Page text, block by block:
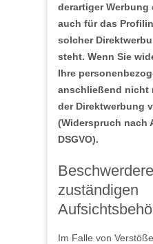
derartiger
auch für das
solcher
steht. Wenn Sie
Ihre
anschließend nicht
der Direktwerbung
(Widerspruch nach
DSGVO).
zuständigen
Im Falle von